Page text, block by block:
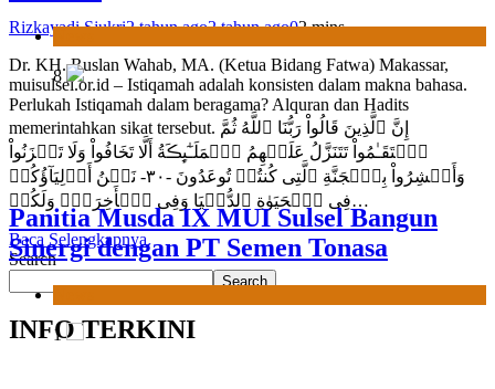
Rizkayadi Sjukri2 tahun ago2 tahun ago02 mins
Dr. KH. Ruslan Wahab, MA. (Ketua Bidang Fatwa) Makassar,
muisulsel.or.id – Istiqamah adalah konsisten dalam makna bahasa.
Perlukah Istiqamah dalam beragama? Alquran dan Hadits
memerintahkan sikat tersebut. إِنَّ ٱلَّذِينَ قَالُواْ رَبُّنَا ٱللَّهُ ثُمَّ
ٱسۡتَقَـٰمُواْ تَتَنَزَّلُ عَلَيۡهِمُ ٱلۡمَلَـٰٓٮِٕڪَةُ أَلَّا تَخَافُواْ وَلَا تَحۡزَنُواْ
وَأَبۡشِرُواْ بِٱلۡجَنَّةِ ٱلَّتِى كُنتُمۡ تُوعَدُونَ -٣٠- نَحۡنُ أَوۡلِيَآؤُكُمۡ
فِى ٱلۡحَيَوٰةِ ٱلدُّنۡيَا وَفِى ٱلۡأَخِرَةِۖ وَلَكُمۡ…
Baca Selengkapnya
Search
Search
INFO TERKINI
Sinergi dengan PT Semen Tonasa
News
1
MUI Sulsel hadir, FKLA Sulsel Ingin
Buktikan Toleransi Lewat Aksi Bukan
Seremoni